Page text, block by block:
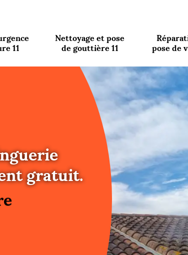
11
Nettoyage et pose
de gouttière 11
pose de
gratuit.